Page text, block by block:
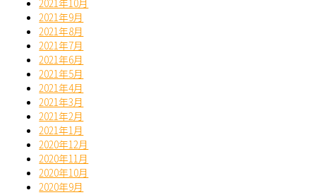
2021年10月
2021年9月
2021年8月
2021年7月
2021年6月
2021年5月
2021年4月
2021年3月
2021年2月
2021年1月
2020年12月
2020年11月
2020年10月
2020年9月